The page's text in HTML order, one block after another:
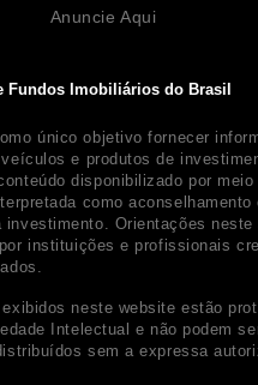
Fundos Imobiliários do Brasil
único objetivo fornecer
e produtos de
disponibilizado por meio
como aconselhamento
investimento. Orientações neste
instituições e profissionais
neste website estão
Intelectual e não podem
sem a expressa
Anuncie Aqui